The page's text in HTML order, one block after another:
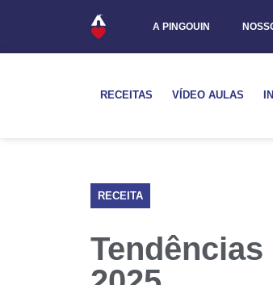
A PINGOUIN
RECEITAS VÍDEO AULAS
RECEITA